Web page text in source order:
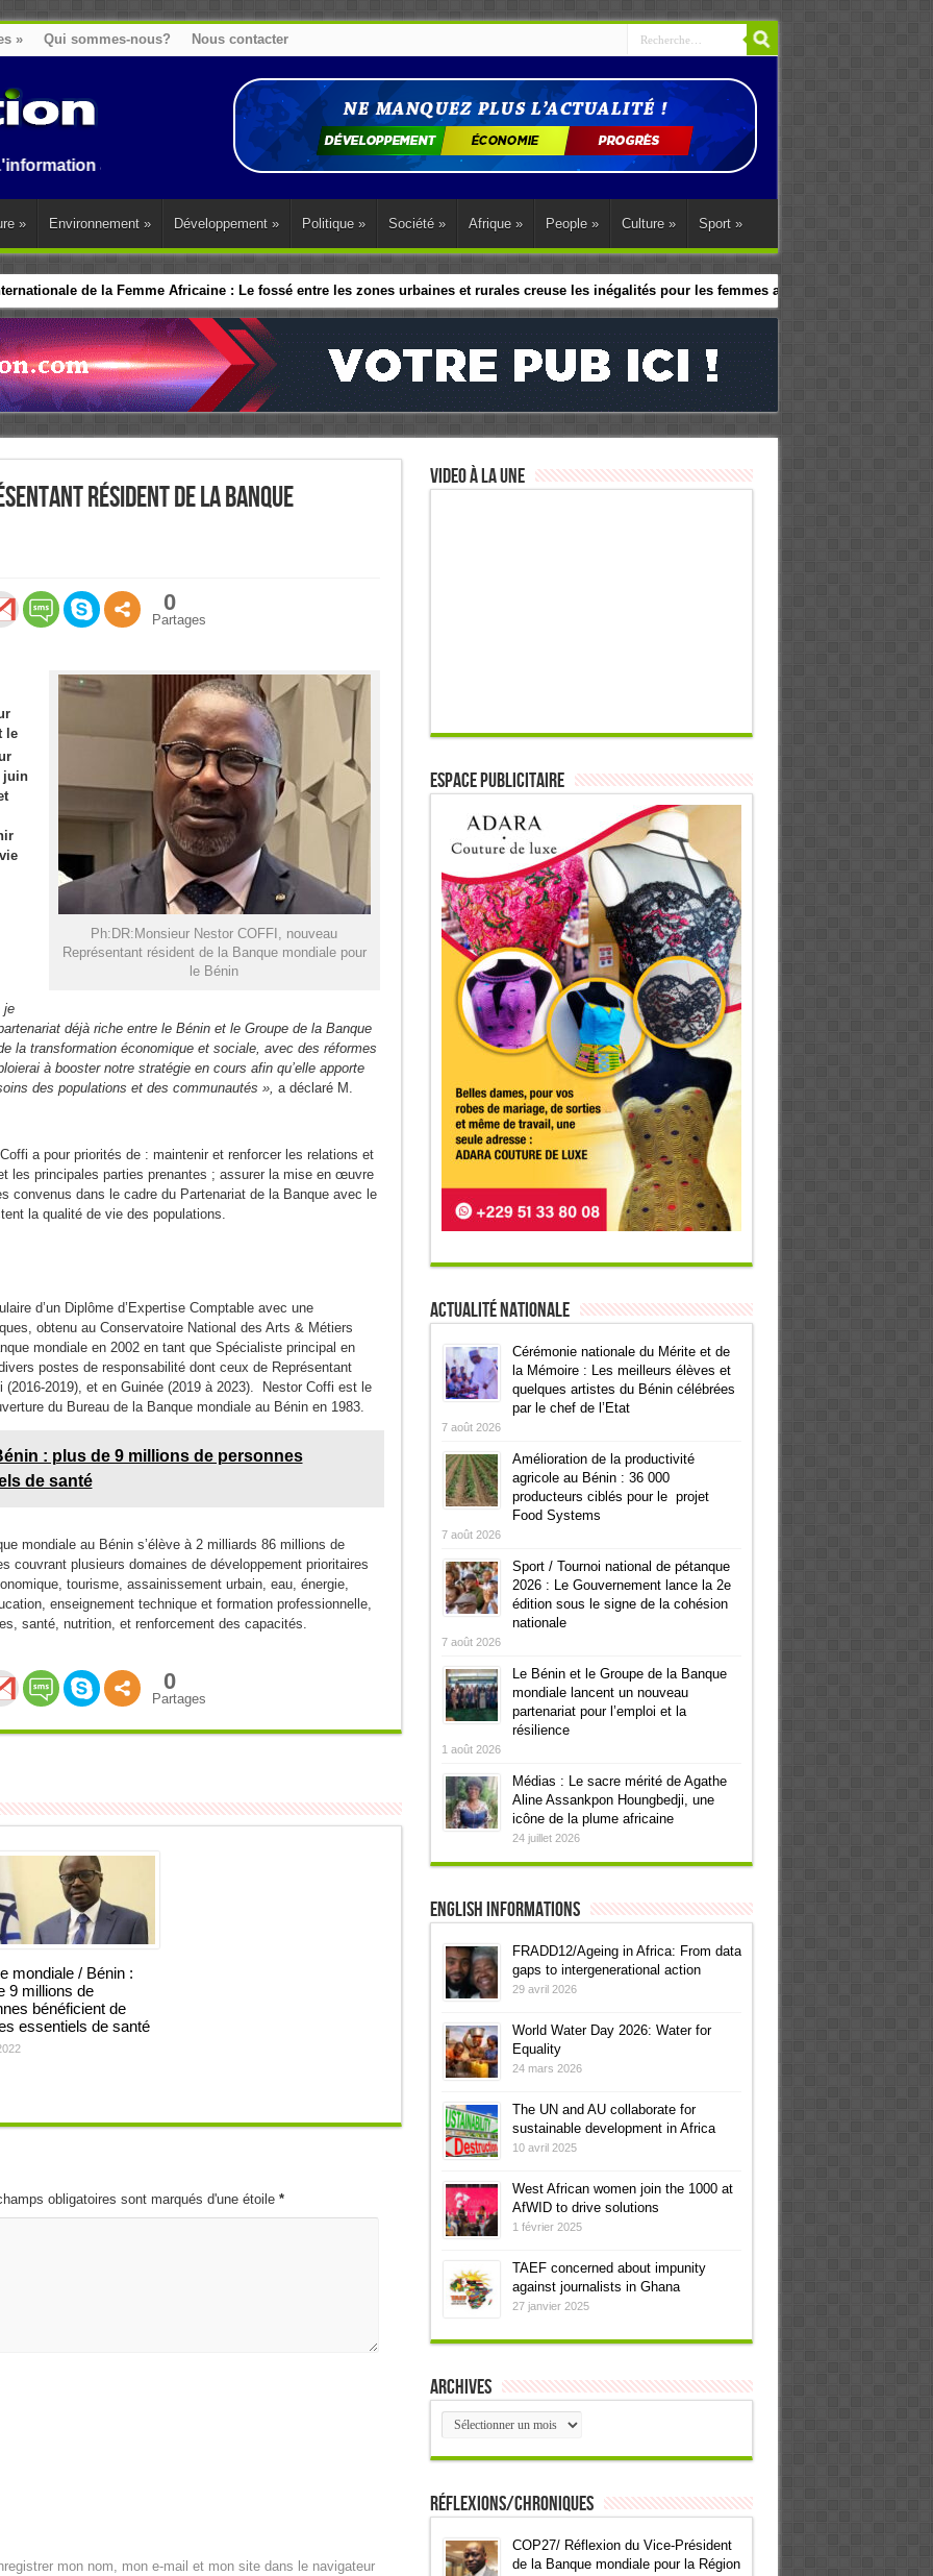
» Qui sommes-nous? Nous contacter
au Benin, en Afrique et dans le monde.
» Environnement » Développement » Politique » Société » Afrique » People » Culture » Sport »
de la Femme Africaine : Le fossé entre les zones urbaines et rurales creuse les inégalités pour les femmes africaines
Résident de la Banque
0
Partages
Ph:DR:Monsieur Nestor COFFI, nouveau
Représentant résident de la Banque mondiale pour
le Bénin
le
juin
je
déjà riche entre le Bénin et le Groupe de la Banque
la transformation économique et sociale, avec des réformes
à booster notre stratégie en cours afin qu’elle apporte
des populations et des communautés », a déclaré M.
a pour priorités de : maintenir et renforcer les relations et
les principales parties prenantes ; assurer la mise en œuvre
convenus dans le cadre du Partenariat de la Banque avec le
la qualité de vie des populations.
d’un Diplôme d’Expertise Comptable avec une
obtenu au Conservatoire National des Arts & Métiers
mondiale en 2002 en tant que Spécialiste principal en
postes de responsabilité dont ceux de Représentant
(2016-2019), et en Guinée (2019 à 2023). Nestor Coffi est le
du Bureau de la Banque mondiale au Bénin en 1983.
: plus de 9 millions de personnes
de santé
mondiale au Bénin s’élève à 2 milliards 86 millions de
couvrant plusieurs domaines de développement prioritaires
tourisme, assainissement urbain, eau, énergie,
enseignement technique et formation professionnelle,
santé, nutrition, et renforcement des capacités.
0
Partages
mondiale / Bénin :
9 millions de
bénéficient de
essentiels de santé
obligatoires sont marqués d'une étoile *
mon nom, mon e-mail et mon site dans le navigateur
Video à la Une
ESPACE PUBLICITAIRE
Actualité Nationale
Cérémonie nationale du Mérite et de
la Mémoire : Les meilleurs élèves et
quelques artistes du Bénin célébrées
par le chef de l’Etat
7 août 2026
Amélioration de la productivité
agricole au Bénin : 36 000
producteurs ciblés pour le projet
Food Systems
7 août 2026
Sport / Tournoi national de pétanque
2026 : Le Gouvernement lance la 2e
édition sous le signe de la cohésion
nationale
7 août 2026
Le Bénin et le Groupe de la Banque
mondiale lancent un nouveau
partenariat pour l’emploi et la
résilience
1 août 2026
Médias : Le sacre mérité de Agathe
Aline Assankpon Houngbedji, une
icône de la plume africaine
24 juillet 2026
English informations
FRADD12/Ageing in Africa: From data
gaps to intergenerational action
29 avril 2026
World Water Day 2026: Water for
Equality
24 mars 2026
The UN and AU collaborate for
sustainable development in Africa
10 avril 2025
West African women join the 1000 at
AfWID to drive solutions
1 février 2025
TAEF concerned about impunity
against journalists in Ghana
27 janvier 2025
Archives
Archives
Réflexions/Chroniques
COP27/ Réflexion du Vice-Président
de la Banque mondiale pour la Région